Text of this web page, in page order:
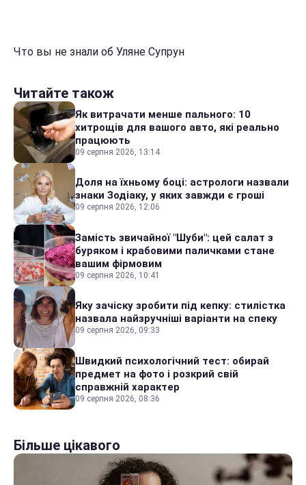
Что вы не знали об Уляне Супрун
Читайте також
Як витрачати менше пального: 10
хитрощів для вашого авто, які реально
працюють
09 серпня 2026, 13:14
Доля на їхньому боці: астрологи назвали
знаки Зодіаку, у яких завжди є гроші
09 серпня 2026, 12:06
Замість звичайної "Шуби": цей салат з
буряком і крабовими паличками стане
вашим фірмовим
09 серпня 2026, 10:41
Яку зачіску зробити під кепку: стилістка
назвала найзручніші варіанти на спеку
09 серпня 2026, 09:33
Швидкий психологічний тест: обирай
предмет на фото і розкрий свій
справжній характер
09 серпня 2026, 08:36
Більше цікавого